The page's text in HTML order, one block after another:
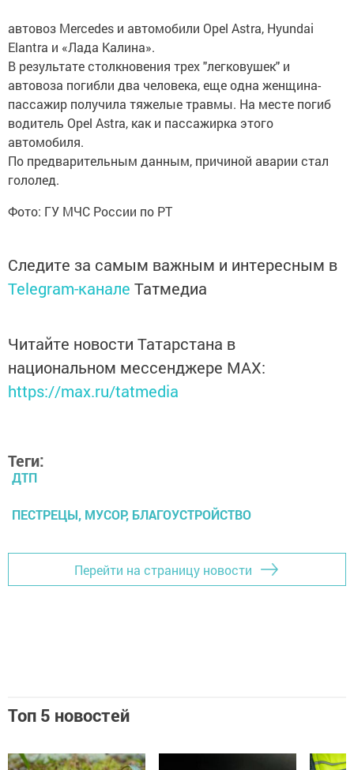
автовоз Mercedes и автомобили Opel Astra, Hyundai
Elantra и «Лада Калина».
В результате столкновения трех "легковушек" и
автовоза погибли два человека, еще одна женщина-
пассажир получила тяжелые травмы. На месте погиб
водитель Opel Astra, как и пассажирка этого
автомобиля.
По предварительным данным, причиной аварии стал
гололед.
Фото: ГУ МЧС России по РТ
Следите за самым важным и интересным в
Telegram-канале Татмедиа
Читайте новости Татарстана в
национальном мессенджере MАХ:
https://max.ru/tatmedia
Теги:
ДТП
ПЕСТРЕЦЫ, МУСОР, БЛАГОУСТРОЙСТВО
Перейти на страницу новости
Топ 5 новостей